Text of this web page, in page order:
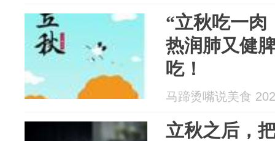
“立秋吃一肉
热润肺又健
吃！
马蹄烫嘴说美食
立秋之后，